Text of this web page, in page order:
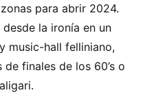
para abrir 2024.
la ironía en un
music-hall felliniano,
finales de los 60’s o